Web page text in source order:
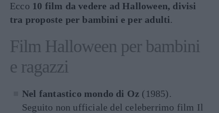
Ecco 10 film da vedere ad Halloween, divisi
tra proposte per bambini e per adulti.
Film Halloween per bambini
e ragazzi
Nel fantastico mondo di Oz (1985).
Seguito non ufficiale del celeberrimo film Il